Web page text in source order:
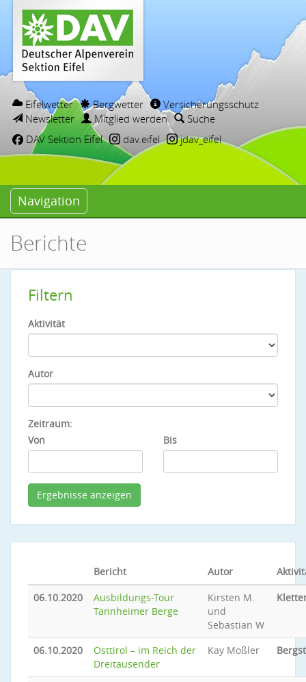
Eifelwetter Bergwetter
Versicherungsschutz
Newsletter
Mitglied werden
Suche
DAV Sektion Eifel
dav.eifel jdav_eifel
Navigation
Berichte
Filtern
Aktivität
Autor
Zeitraum:
Von
Bis
Bericht Autor
06.10.2020
Ausbildungs-Tour
Tannheimer Berge
Kirsten M.
und
Sebastian W
06.10.2020
Osttirol – im Reich der
Dreitausender
Kay Moßler